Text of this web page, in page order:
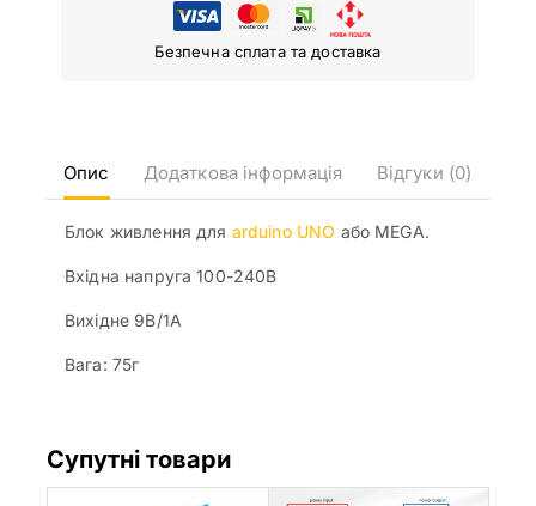
Безпечна сплата та доставка
Опис Додаткова інформація Відгуки (0)
Блок живлення для arduino UNO або MEGA.
Вхідна напруга 100-240В
Вихідне 9В/1А
Вага: 75г
Супутні товари